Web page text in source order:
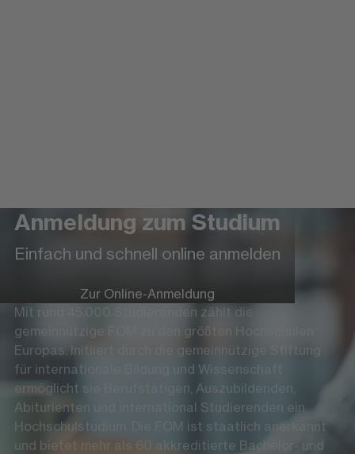
Anmeldung zum Studium
Einfach und schnell online anmelden
Zur Online-Anmeldung
Mit rund 45.000 Studierenden zählt die
gemeinnützige FOM zu den größten Hochschulen
Europas. Initiiert durch die gemeinnützige Stiftung
für internationale Bildung und Wissenschaft
ermöglicht sie Berufstätigen, Auszubildenden,
Abiturienten und international Studierenden ein
Hochschulstudium. Die FOM ist staatlich anerkannt
und bietet mehr als 60 akkreditierte Bachelor- und